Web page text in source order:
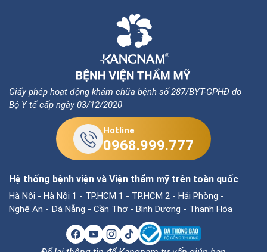
Giấy phép hoạt động khám chữa bệnh số 287/BYT-GPHĐ do
Bộ Y tế cấp ngày 03/12/2020
Hotline
0968.999.777
Hệ thống bệnh viện và Viện thẩm mỹ trên toàn quốc
Hà Nội - Hà Nội 1 - TP.HCM 1 - TP.HCM 2 - Hải Phòng -
Nghệ An - Đà Nẵng - Cần Thơ - Bình Dương - Thanh Hóa